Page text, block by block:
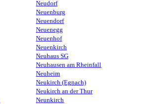
Neudorf
Neuenburg
Neuendorf
Neuenegg
Neuenhof
Neuenkirch
Neuhaus SG
Neuhausen am Rheinfall
Neuheim
Neukirch (Egnach)
Neukirch an der Thur
Neunkirch